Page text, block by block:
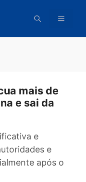
mais de
e sai da
e
autoridades e